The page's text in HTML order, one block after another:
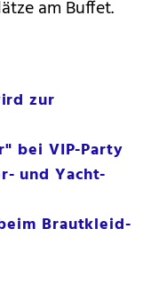
am Buffet.
zur
bei VIP-Party
und Yacht-
Brautkleid-